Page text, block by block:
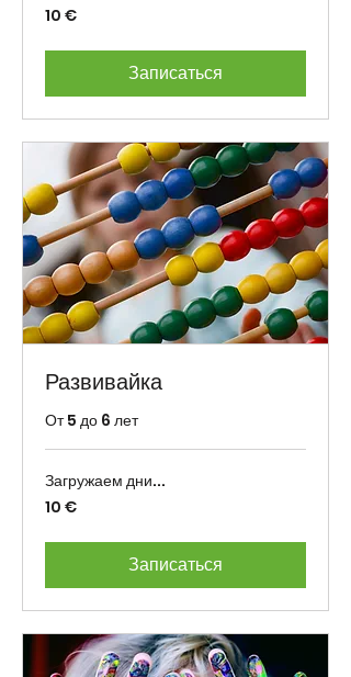
10
eurot
10 €
Записаться
Развивайка
От 5 до 6 лет
Загружаем дни...
10
eurot
10 €
Записаться